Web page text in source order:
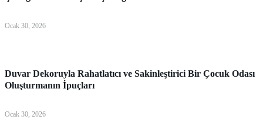
Ocak 30, 2026
Duvar Dekoruyla Rahatlatıcı ve Sakinleştirici Bir Çocuk Odası
Oluşturmanın İpuçları
Ocak 30, 2026